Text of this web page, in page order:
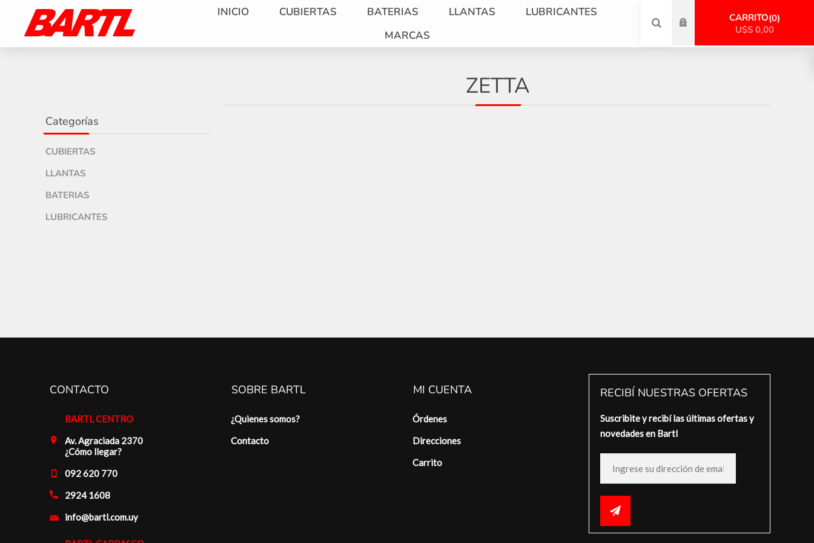
INICIO CUBIERTAS BATERIAS LLANTAS
LUBRICANTES
MARCAS
CARRITO 0
U$S 0,00
ZETTA
Categorías
CUBIERTAS
LLANTAS
BATERIAS
LUBRICANTES
CONTACTO
BARTL CENTRO
Av. Agraciada 2370
¿Cómo llegar?
092 620 770
2924 1608
info@bartl.com.uy
SOBRE BARTL
¿Quienes somos?
Contacto
MI CUENTA
Órdenes
Direcciones
Carrito
RECIBÍ NUESTRAS OFERTAS
Suscribite y recibí las últimas ofertas y
novedades en Bartl